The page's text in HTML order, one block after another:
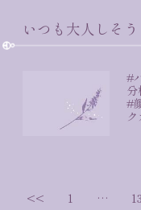
いつも大人しそ
#
#
<< 1 … 13